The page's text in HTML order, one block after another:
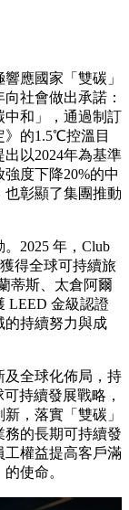
應國家「雙碳」
社會做出承諾：
中和」，通過制訂
》的1.5℃控溫目
以2024年為基準
度下降20%的中
彰顯了集團推動
2025 年，Club
得全球可持續旅
蒂斯、太倉阿爾
LEED 金級認證
的持續努力與成
及全球化佈局，持
持續發展戰略，
，落實「雙碳」
務的長期可持續發
工權益提高客戶滿
使命。